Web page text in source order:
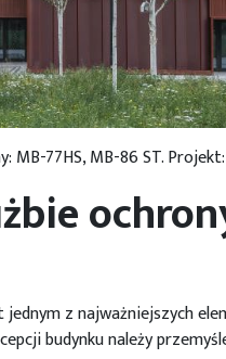
77HS, MB-86 ST.
z najważniejszych
budynku należy